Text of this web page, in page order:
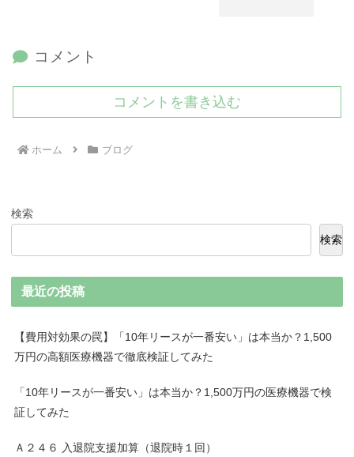
コメント
コメントを書き込む
ホーム ブログ
検索
検索
最近の投稿
【費用対効果の罠】「10年リースが一番安い」は本当か？1,500
万円の高額医療機器で徹底検証してみた
「10年リースが一番安い」は本当か？1,500万円の医療機器で検
証してみた
Ａ２４６ 入退院支援加算（退院時１回）